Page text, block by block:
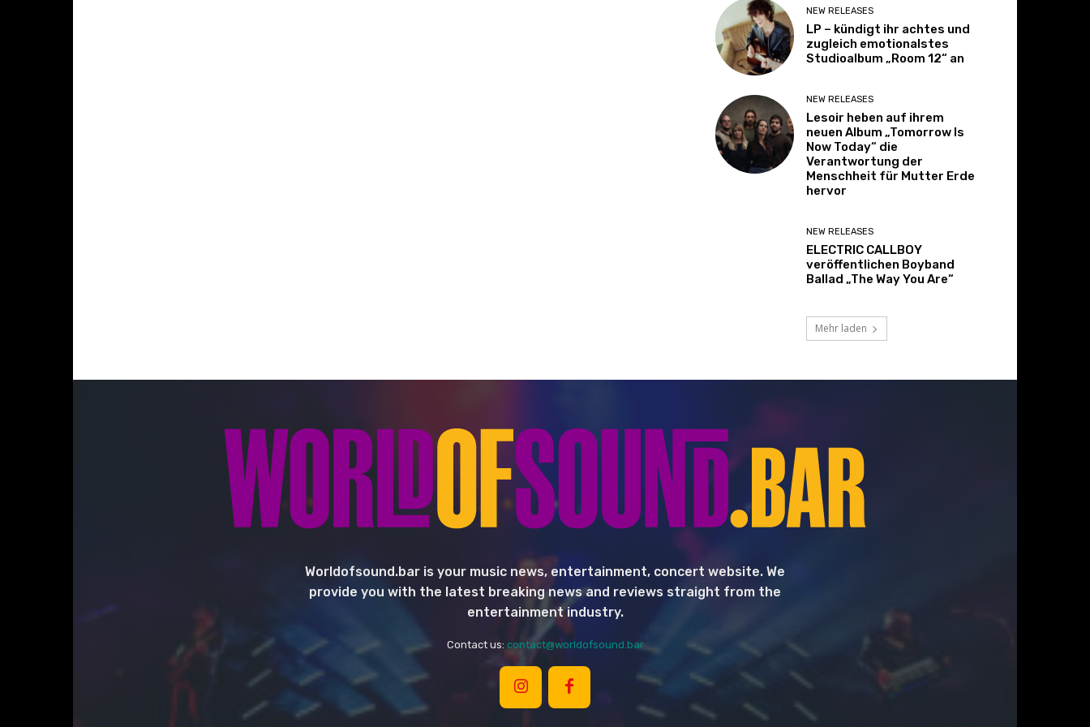
NEW RELEASES
LP – kündigt ihr achtes und
zugleich emotionalstes
Studioalbum „Room 12“ an
NEW RELEASES
Lesoir heben auf ihrem
neuen Album „Tomorrow Is
Now Today“ die
Verantwortung der
Menschheit für Mutter Erde
hervor
NEW RELEASES
ELECTRIC CALLBOY
veröffentlichen Boyband
Ballad „The Way You Are“
Mehr laden
Worldofsound.bar is your music news, entertainment, concert website. We
provide you with the latest breaking news and reviews straight from the
entertainment industry.
Contact us: contact@worldofsound.bar